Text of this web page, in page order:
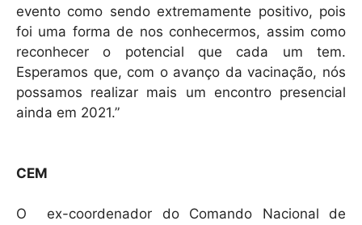
evento como sendo extremamente positivo, pois
foi uma forma de nos conhecermos, assim como
reconhecer o potencial que cada um tem.
Esperamos que, com o avanço da vacinação, nós
possamos realizar mais um encontro presencial
ainda em 2021.”
CEM
O ex-coordenador do Comando Nacional de